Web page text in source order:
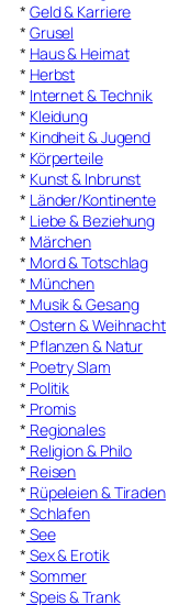
* Geld & Karriere
* Grusel
* Haus & Heimat
* Herbst
* Internet & Technik
* Kleidung
* Kindheit & Jugend
* Körperteile
* Kunst & Inbrunst
* Länder/Kontinente
* Liebe & Beziehung
* Märchen
* Mord & Totschlag
* München
* Musik & Gesang
* Ostern & Weihnacht
* Pflanzen & Natur
* Poetry Slam
* Politik
* Promis
* Regionales
* Religion & Philo
* Reisen
* Rüpeleien & Tiraden
* Schlafen
* See
* Sex & Erotik
* Sommer
* Speis & Trank